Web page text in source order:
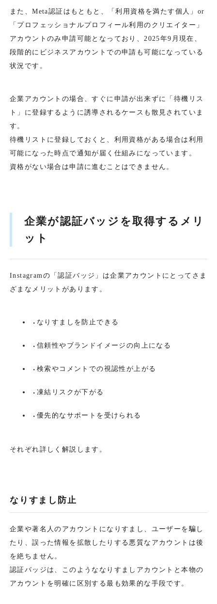
また、Meta認証はもともと、「利用資格を満たす個人」or
「プロフェッショナルプロフィール利用のクリエイター」
アカウントのみ申請可能となっており、2025年9月現在、
段階的にビジネスアカウントでの申請も可能になっている
状況です。
企業アカウントの場合、すぐに申請が出来ずに「待機リス
ト」に登録するように誘導されるケースも散見されていま
す。
待機リストに登録しておくと、利用資格がある場合は利用
可能になった時点で通知が届く仕組みになっています。
資格がない場合は申請に進むことはできません。
企業が認証バッジを取得するメリ
ット
Instagramの「認証バッジ」は企業アカウントにとってさま
ざまなメリットがあります。
なりすましを防止できる
信頼性やブランドイメージの向上になる
検索やコメントでの視認性が上がる
凍結リスクが下がる
優先的なサポートを受けられる
それぞれ詳しく解説します。
なりすまし防止
企業や著名人のアカウントになりすまし、ユーザーを騙し
たり、誤った情報を拡散したりする悪質なアカウントは後
を絶ちません。
認証バッジは、このようななりすましアカウントと本物の
アカウントを明確に区別する最も効果的な手段です。